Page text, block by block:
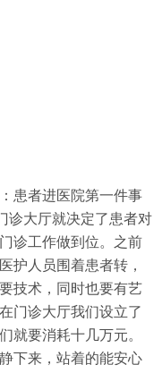
患者进医院第一件事
诊大厅就决定了患者对
诊工作做到位。之前
护人员围着患者转，
技术，同时也要有艺
门诊大厅我们设立了
就要消耗十几万元。
下来，站着的能安心